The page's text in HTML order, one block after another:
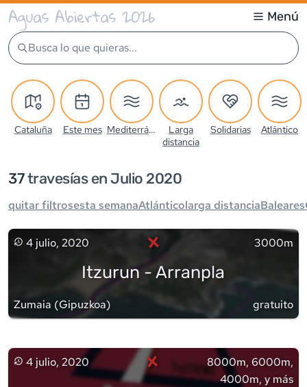
Aguas Abiertas 2026 Menú
Busca lo que quieras...
Cataluña Este mes Mediterráneo
Larga
distancia
Solidarias Atlántico
37travesías en Julio 2020
quitar filtrosesta semanaAtlánticolarga distanciaBaleares
4 julio, 2020 × 3000m
Itzurun - Arranpla
Zumaia (Gipuzkoa) gratuito
4 julio, 2020 ×
8000m, 6000m,
4000m, y más